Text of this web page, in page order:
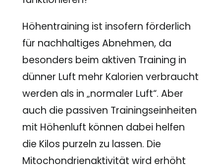
Höhentraining ist insofern förderlich
für nachhaltiges Abnehmen, da
besonders beim aktiven Training in
dünner Luft mehr Kalorien verbraucht
werden als in „normaler Luft“. Aber
auch die passiven Trainingseinheiten
mit Höhenluft können dabei helfen
die Kilos purzeln zu lassen. Die
Mitochondrienaktivität wird erhöht